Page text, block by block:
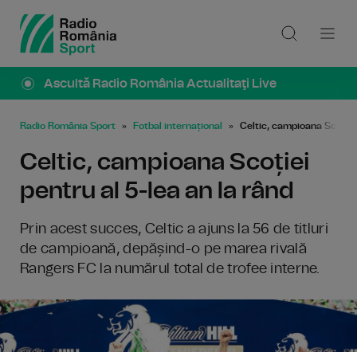
Ascultă Radio România Actualitaţi Live
Radio România Sport Fotbal internațional Celtic, campioana
Celtic, campioana Scoției
pentru al 5-lea an la rând
Prin acest succes, Celtic a ajuns la 56 de titluri
de campioană, depășind-o pe marea rivală
Rangers FC la numărul total de trofee interne.